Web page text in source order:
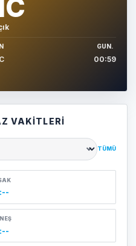
GUN.
00:59
VAKITLERI
TÜMÜ